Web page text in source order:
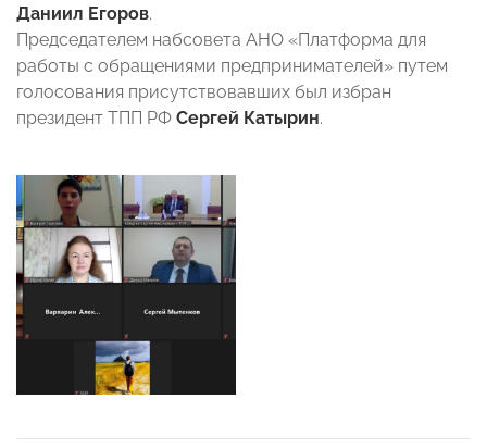
Даниил Егоров.
Председателем набсовета АНО «Платформа для
работы с обращениями предпринимателей» путем
голосования присутствовавших был избран
президент ТПП РФ Сергей Катырин.